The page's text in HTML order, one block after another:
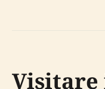
Visitare